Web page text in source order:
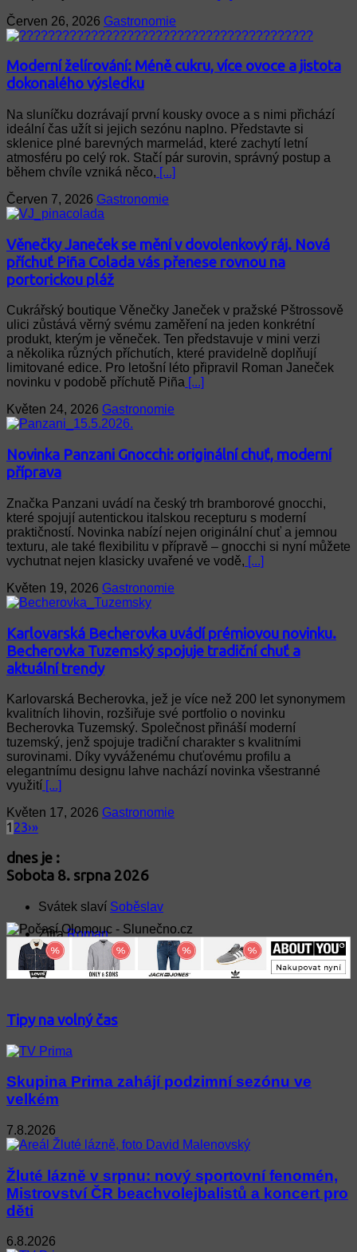
Červen 26, 2026 Gastronomie
Moderní želírování: Méně cukru, více ovoce a jistota
dokonalého výsledku
Na sluníčku dozrávají první kousky ovoce a s nimi přichází
ideální čas užít si jejich sezónu naplno. Představte si
sklenice plné barevných marmelád, které zachytí letní
atmosféru po celý rok. Stačí pár surovin, správný postup a
během chvíle vzniká něco, [...]
Červen 7, 2026 Gastronomie
Věnečky Janeček se mění v dovolenkový ráj. Nová
příchuť Piña Colada vás přenese rovnou na
portorickou pláž
Cukrářský boutique Věnečky Janeček v pražské Pštrossově
ulici zůstává věrný svému zaměření na jeden konkrétní
produkt, kterým je věneček. Ten představuje v mini verzi
a několika různých příchutích, které pravidelně doplňují
limitované edice. Pro letošní léto připravil Roman Janeček
novinku v podobě příchutě Piña [...]
Květen 24, 2026 Gastronomie
Novinka Panzani Gnocchi: originální chuť, moderní
příprava
Značka Panzani uvádí na český trh bramborové gnocchi,
které spojují autentickou italskou recepturu s moderní
praktičností. Novinka nabízí nejen originální chuť a jemnou
texturu, ale také flexibilitu v přípravě – gnocchi si nyní můžete
vychutnat nejen klasicky uvařené ve vodě, [...]
Květen 19, 2026 Gastronomie
Karlovarská Becherovka uvádí prémiovou novinku.
Becherovka Tuzemský spojuje tradiční chuť a
aktuální trendy
Karlovarská Becherovka, jež je více než 200 let synonymem
kvalitních lihovin, rozšiřuje své portfolio o novinku
Becherovka Tuzemský. Společnost přináší moderní
tuzemský, jenž spojuje tradiční charakter s kvalitními
surovinami. Díky vyváženému chuťovému profilu a
elegantnímu designu lahve nachází novinka všestranné
využití [...]
Květen 17, 2026 Gastronomie
1 23›»
dnes je :
Sobota 8. srpna 2026
Svátek slaví Soběslav
ZítraRoman
Tipy na volný čas
Skupina Prima zahájí podzimní sezónu ve
velkém
7.8.2026
Žluté lázně v srpnu: nový sportovní fenomén,
Mistrovství ČR beachvolejbalistů a koncert pro
děti
6.8.2026